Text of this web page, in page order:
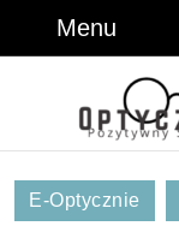
Menu
E-Optycznie